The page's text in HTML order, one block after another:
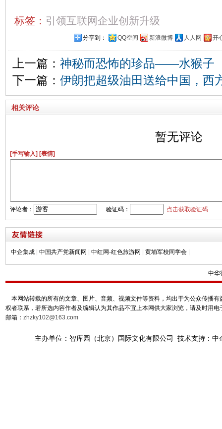
标签： 引领互联网企业创新升级
分享到： QQ空间 新浪微博 人人网 开
上一篇： 神秘而恐怖的珍品——水猴子
下一篇： 伊朗把超级油田送给中国，西
相关评论
暂无评论
[手写输入] [表情]
评论者： 验证码： 点击获取验证码
中企集成 | 中国共产党新闻网 | 中红网-红色旅游网 | 黄埔军校同学会 |
中华
本网站转载的所有的文章、图片、音频、视频文件等资料，均出于为公众传播
权者联系，若所选内容作者及编辑认为其作品不宜上本网供大家浏览，请及时用
邮箱： zhzky102@163.com
主办单位：智库园（北京）国际文化有限公司 技术支持：